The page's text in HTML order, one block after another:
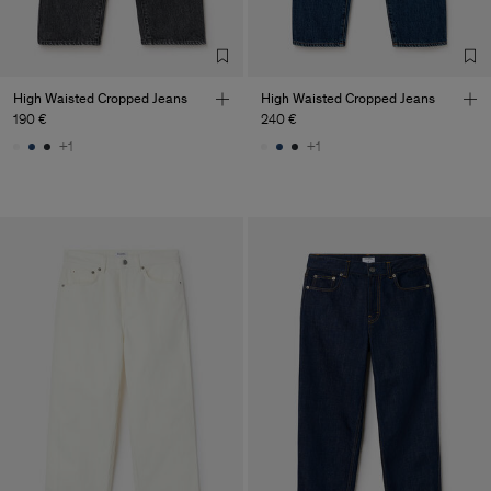
High Waisted Cropped Jeans
190 €
+1
High Waisted Cropped Jeans
240 €
+1